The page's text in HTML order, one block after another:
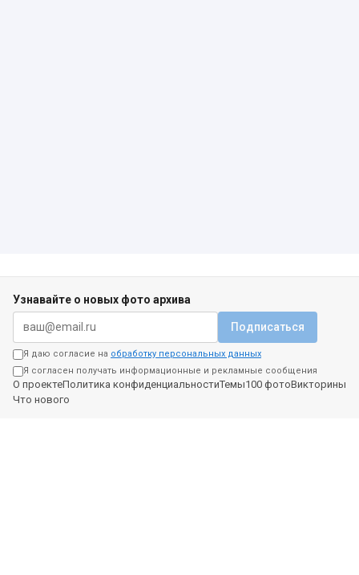
Узнавайте о новых фото архива
Подписаться
Я даю согласие на обработку персональных данных
Я согласен получать информационные и рекламные сообщения
О проектеПолитика конфиденциальностиТемы100 фотоВикторины
Что нового